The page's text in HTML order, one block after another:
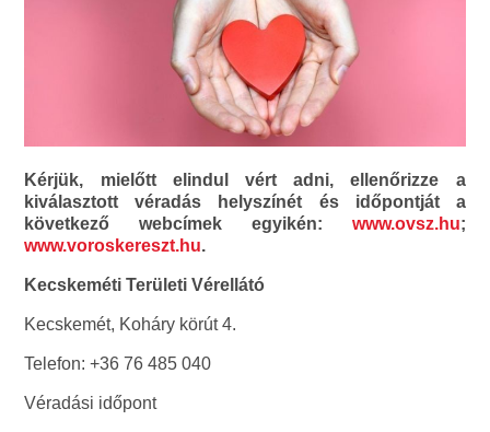
Kérjük, mielőtt elindul vért adni, ellenőrizze a
kiválasztott véradás helyszínét és időpontját a
következő webcímek egyikén: www.ovsz.hu;
www.voroskereszt.hu.
Kecskeméti Területi Vérellátó
Kecskemét, Koháry körút 4.
Telefon: +36 76 485 040
Véradási időpont